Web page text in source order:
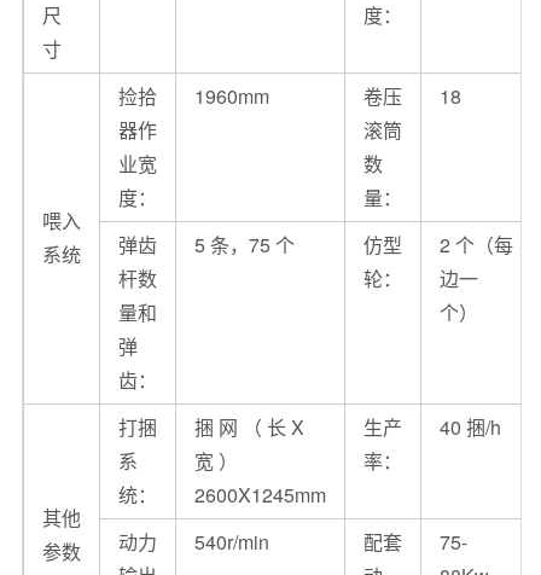
尺
寸
度：
喂入
系统
捡拾
器作
业宽
度：
1960mm
卷压
滚筒
数
量：
18
弹齿
杆数
量和
弹
齿：
5 条，75 个
仿型
轮：
2 个（每
边一
个）
其他
参数
打捆
系
统：
捆 网 （ 长 X
宽 ）
2600X1245mm
生产
率：
40 捆/h
动力
540r/min
配套
75-